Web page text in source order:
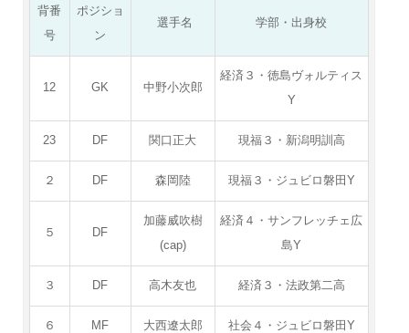
背番
号
ポジショ
ン
選手名 学部・出身校
12 GK 中野小次郎
経済３・徳島ヴォルティス
Y
23 DF 関口正大 現福３・新潟明訓高
２ DF 森岡陸 現福３・ジュビロ磐田Y
５ DF
加藤威吹樹
(cap)
経済４・サンフレッチェ広
島Y
３ DF 高木友也 経済３・法政第二高
６ MF 大西遼太郎 社会４・ジュビロ磐田Y